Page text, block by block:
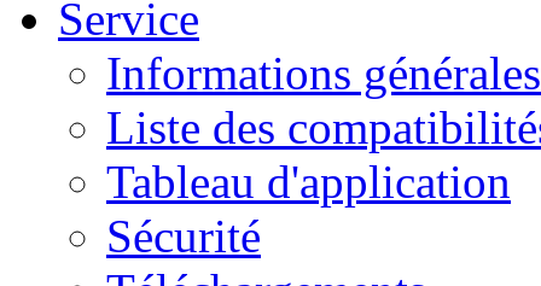
Service
Informations
Liste des
Tableau d'application
Sécurité